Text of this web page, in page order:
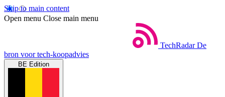
Skip to main content
Open menu Close main menu
TechRadar De
bron voor tech-koopadvies
BE Edition